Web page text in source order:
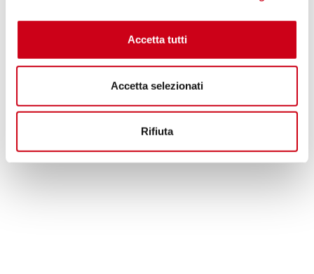
Accetta tutti
Accetta selezionati
Rifiuta